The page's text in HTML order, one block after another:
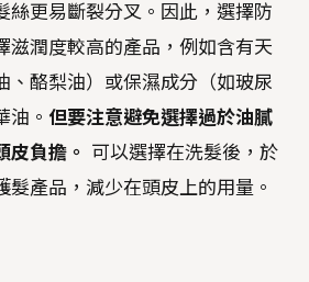
絲更易斷裂分叉。因此，選擇防
滋潤度較高的產品，例如含有天
、酪梨油）或保濕成分（如玻尿
油。 但要注意避免選擇過於油膩
皮負擔。 可以選擇在洗髮後，於
髮產品，減少在頭皮上的用量。